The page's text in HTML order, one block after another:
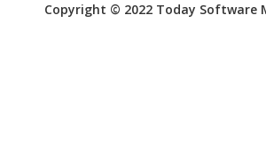
Copyright © 2022 Today Software